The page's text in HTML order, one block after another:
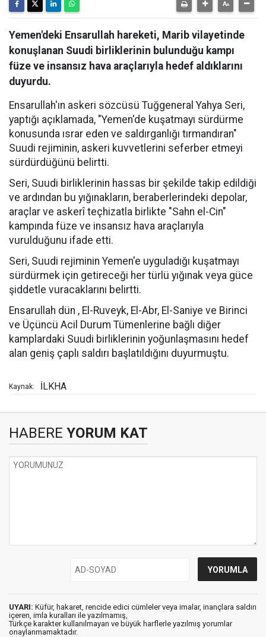
Yemen'deki Ensarullah hareketi, Marib vilayetinde
konuşlanan Suudi birliklerinin bulunduğu kampı
füze ve insansız hava araçlarıyla hedef aldıklarını
duyurdu.
Ensarullah'ın askeri sözcüsü Tuğgeneral Yahya Seri,
yaptığı açıklamada, "Yemen'de kuşatmayı sürdürme
konusunda ısrar eden ve saldırganlığı tırmandıran"
Suudi rejiminin, askeri kuvvetlerini seferber etmeyi
sürdürdüğünü belirtti.
Seri, Suudi birliklerinin hassas bir şekilde takip edildiği
ve ardından bu yığınakların, beraberlerindeki depolar,
araçlar ve askerî teçhizatla birlikte "Sahn el-Cin"
kampında füze ve insansız hava araçlarıyla
vurulduğunu ifade etti.
Seri, Suudi rejiminin Yemen'e uyguladığı kuşatmayı
sürdürmek için getireceği her türlü yığınak veya güce
şiddetle vuracaklarını belirtti.
Ensarullah dün , El-Ruveyk, El-Abr, El-Saniye ve Birinci
ve Üçüncü Acil Durum Tümenlerine bağlı diğer
kamplardaki Suudi birliklerinin yoğunlaşmasını hedef
alan geniş çaplı saldırı başlatıldığını duyurmuştu.
Kaynak: İLKHA
HABERE YORUM KAT
UYARI: Küfür, hakaret, rencide edici cümleler veya imalar, inançlara saldırı
içeren, imla kuralları ile yazılmamış,
Türkçe karakter kullanılmayan ve büyük harflerle yazılmış yorumlar
onaylanmamaktadır.